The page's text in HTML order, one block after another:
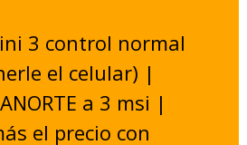
3 control normal
el celular) |
a 3 msi |
el precio con